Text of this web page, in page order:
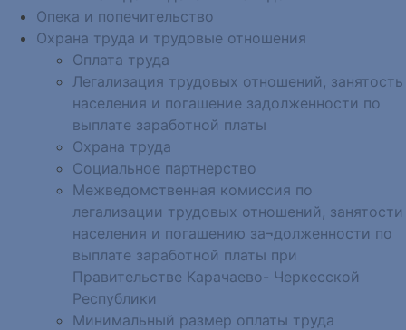
Опека и попечительство
Охрана труда и трудовые отношения
Оплата труда
Легализация трудовых отношений, занятость
населения и погашение задолженности по
выплате заработной платы
Охрана труда
Социальное партнерство
Межведомственная комиссия по
легализации трудовых отношений, занятости
населения и погашению за¬долженности по
выплате заработной платы при
Правительстве Карачаево- Черкесской
Республики
Минимальный размер оплаты труда